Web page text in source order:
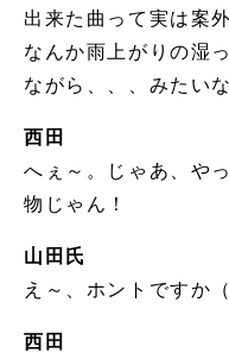
出来た曲って実は案
なんか雨上がりの湿
ながら、、、みたいな
西田
へぇ～。じゃあ、や
物じゃん！
山田氏
え～、ホントですか（
西田